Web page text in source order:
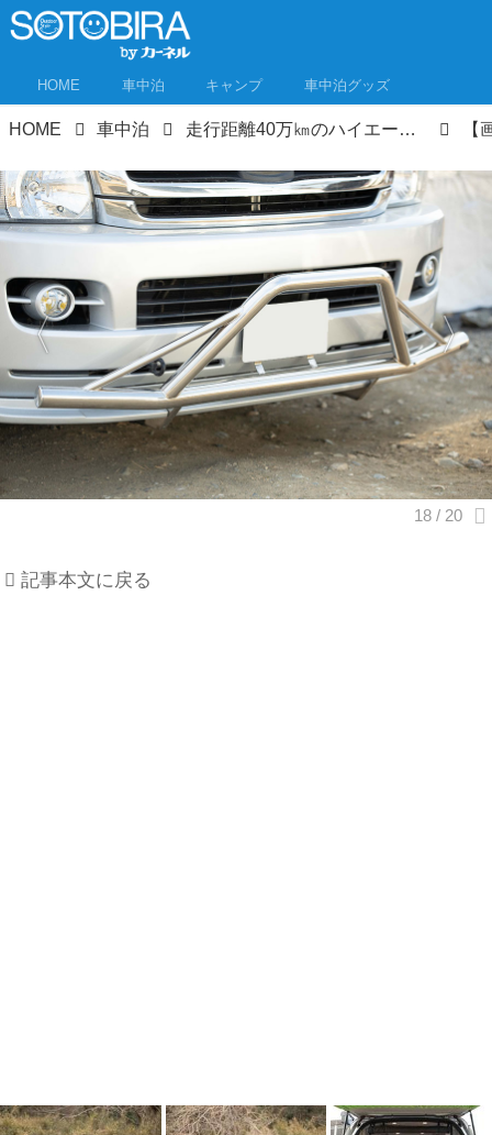
HOME 車中泊 キャンプ 車中泊グッズ
HOME 車中泊 走行距離40万㎞のハイエースをレーシーなキャンピングカーにリメイク！足まわりはフルレストア！
記事本文に戻る